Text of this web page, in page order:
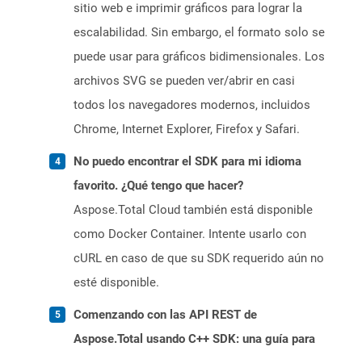
sitio web e imprimir gráficos para lograr la
escalabilidad. Sin embargo, el formato solo se
puede usar para gráficos bidimensionales. Los
archivos SVG se pueden ver/abrir en casi
todos los navegadores modernos, incluidos
Chrome, Internet Explorer, Firefox y Safari.
No puedo encontrar el SDK para mi idioma
favorito. ¿Qué tengo que hacer?
Aspose.Total Cloud también está disponible
como Docker Container. Intente usarlo con
cURL en caso de que su SDK requerido aún no
esté disponible.
Comenzando con las API REST de
Aspose.Total usando C++ SDK: una guía para